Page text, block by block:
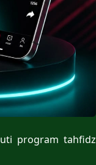
program tahfidz